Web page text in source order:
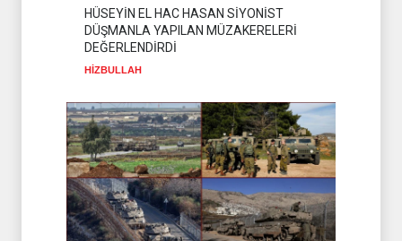
HÜSEYİN EL HAC HASAN SİYONİST
DÜŞMANLA YAPILAN MÜZAKERELERİ
DEĞERLENDİRDİ
HİZBULLAH